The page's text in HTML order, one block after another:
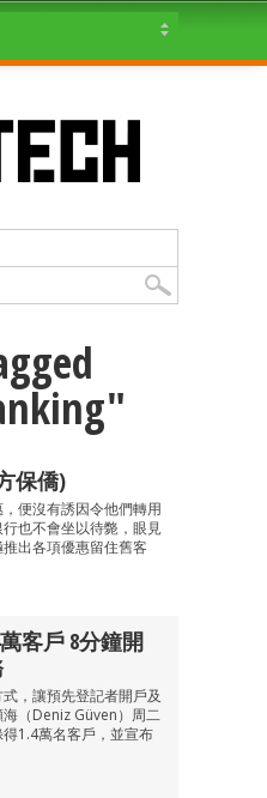
保僑)
便沒有誘因令他們轉用
也不會坐以待斃，眼見
出各項優惠留住舊客
客戶 8分鐘開
，讓預先登記者開戶及
（Deniz Güven）周二
1.4萬名客戶，並宣布